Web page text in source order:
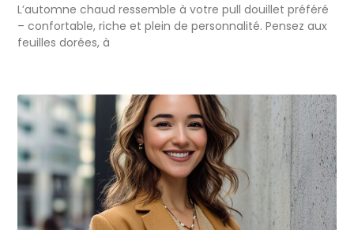
L’automne chaud ressemble à votre pull douillet préféré
– confortable, riche et plein de personnalité. Pensez aux
feuilles dorées, à